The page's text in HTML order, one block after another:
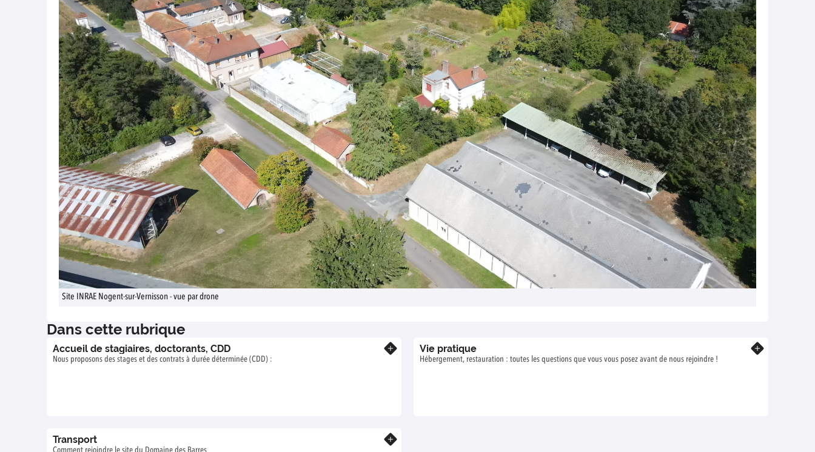
Site INRAE Nogent-sur-Vernisson - vue par drone
Dans cette rubrique
Accueil de stagiaires, doctorants, CDD
Nous proposons des stages et des contrats à durée déterminée (CDD) :
Vie pratique
Hébergement, restauration : toutes les questions que vous vous posez avant de nous rejoindre !
Transport
Comment rejoindre le site du Domaine des Barres